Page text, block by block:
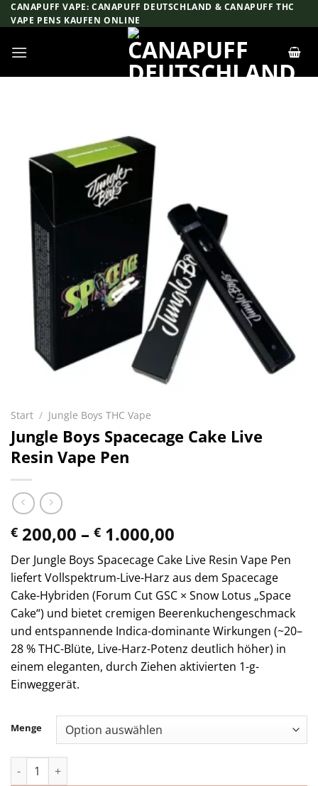
Zum
Inhalt
CANAPUFF VAPE: CANAPUFF DEUTSCHLAND & CANAPUFF THC
VAPE PENS KAUFEN ONLINE
Start / Jungle Boys THC Vape
Jungle Boys Spacecage Cake Live
Resin Vape Pen
€ 200,00 – € 1.000,00
€ 200,00
bis
€ 1.000,00
Der Jungle Boys Spacecage Cake Live Resin Vape Pen
liefert Vollspektrum-Live-Harz aus dem Spacecage
Cake-Hybriden (Forum Cut GSC × Snow Lotus „Space
Cake“) und bietet cremigen Beerenkuchengeschmack
und entspannende Indica-dominante Wirkungen (~20–
28 % THC-Blüte, Live-Harz-Potenz deutlich höher) in
einem eleganten, durch Ziehen aktivierten 1-g-
Einweggerät.
Menge
Jungle Boys Spacecage Cake Live Resin Vape Pen Menge